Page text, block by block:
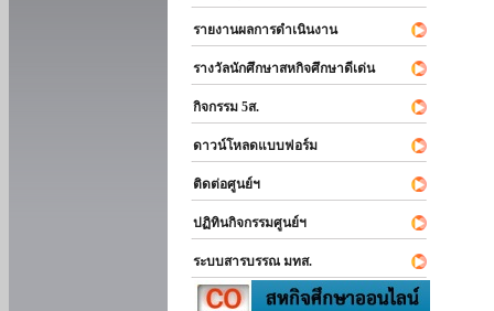
รายงานผลการดำเนินงาน
รางวัลนักศึกษาสหกิจศึกษาดีเด่น
กิจกรรม 5ส.
ดาวน์โหลดแบบฟอร์ม
ติดต่อศูนย์ฯ
ปฏิทินกิจกรรมศูนย์ฯ
ระบบสารบรรณ มทส.